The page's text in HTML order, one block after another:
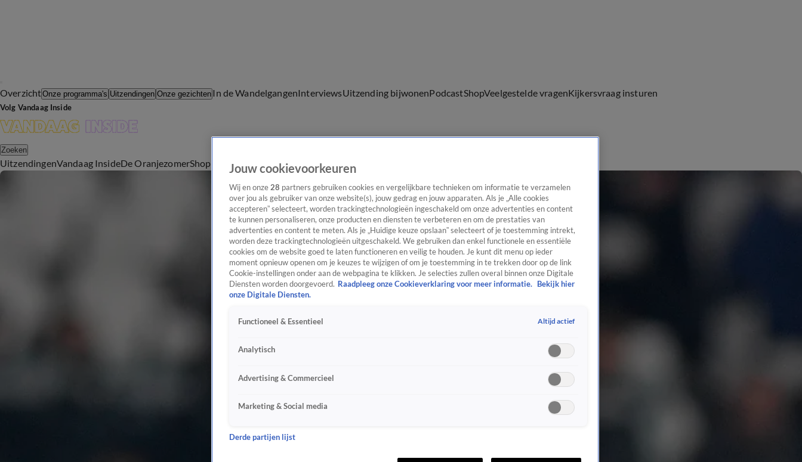
OverzichtOnze programma's Uitzendingen Onze gezichten In de WandelgangenInterviewsUitzending bijwonenPodcastShopVeelgestelde vragenKijkersvraag insturen
Volg Vandaag Inside
Zoeken
UitzendingenVandaag InsideDe OranjezomerShop Uitzending bijwonen
Jouw cookievoorkeuren
Wij en onze 28 partners gebruiken cookies en vergelijkbare technieken om informatie te verzamelen
over jou als gebruiker van onze website(s), jouw gedrag en jouw apparaten. Als je „Alle cookies
accepteren” selecteert, worden trackingtechnologieën ingeschakeld om onze advertenties en content
te kunnen personaliseren, onze producten en diensten te verbeteren en om de prestaties van
advertenties en content te meten. Als je „Huidige keuze opslaan” selecteert of je toestemming intrekt,
worden deze trackingtechnologieën uitgeschakeld. We gebruiken dan enkel functionele en essentiële
cookies om de website goed te laten functioneren en veilig te houden. Je kunt dit menu op ieder
moment opnieuw openen om je keuzes te wijzigen of om je toestemming in te trekken door op de link
Cookie-instellingen onder aan de webpagina te klikken. Je selecties zullen overal binnen onze Digitale
Diensten worden doorgevoerd. Raadpleeg onze Cookieverklaring voor meer informatie. Bekijk hier
onze Digitale Diensten.
Functioneel & Essentieel Altijd actief
Analytisch
Advertising & Commercieel
Marketing & Social media
Derde partijen lijst